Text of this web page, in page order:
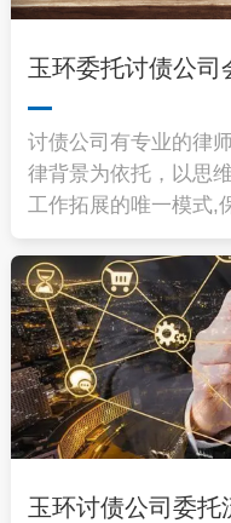
玉环委托讨债公司
讨债公司有专业的律
律背景为依托，以思
工作拓展的唯一模式,
玉环讨债公司委托